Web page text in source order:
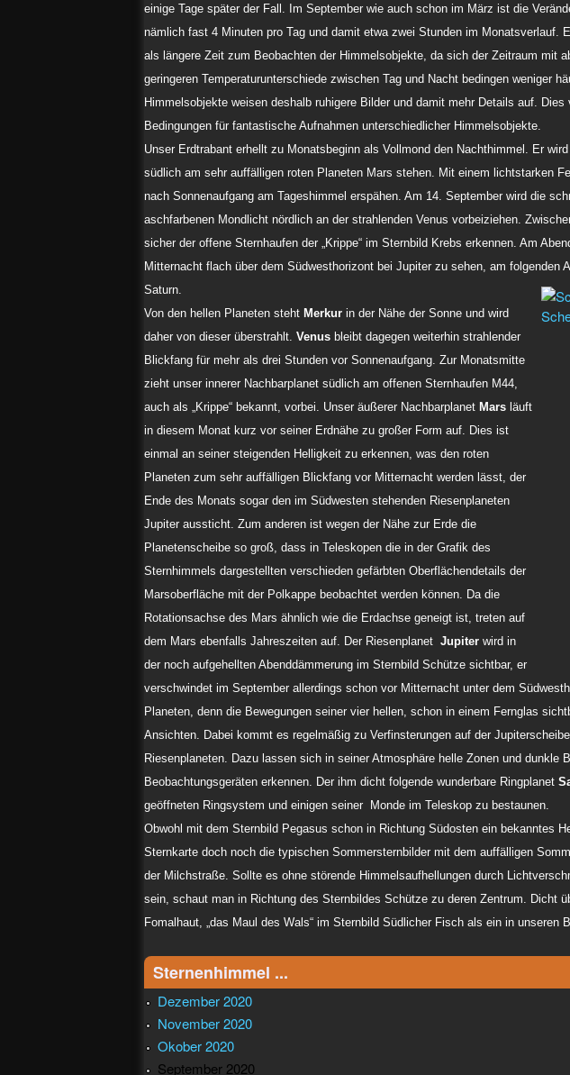
einige Tage später der Fall. Im September wie auch schon im März ist die
nämlich fast 4 Minuten pro Tag und damit etwa zwei Stunden im Monatsverlauf.
als längere Zeit zum Beobachten der Himmelsobjekte, da sich der Zeitraum mit
geringeren Temperaturunterschiede zwischen Tag und Nacht bedingen weniger
Himmelsobjekte weisen deshalb ruhigere Bilder und damit mehr Details auf.
Bedingungen für fantastische Aufnahmen unterschiedlicher Himmelsobjekte.
Unser Erdtrabant erhellt zu Monatsbeginn als Vollmond den Nachthimmel. Er
südlich am sehr auffälligen roten Planeten Mars stehen. Mit einem lichtstarken
nach Sonnenaufgang am Tageshimmel erspähen. Am 14. September wird die
aschfarbenen Mondlicht nördlich an der strahlenden Venus vorbeiziehen.
sicher der offene Sternhaufen der „Krippe“ im Sternbild Krebs erkennen. Am
Mitternacht flach über dem Südwesthorizont bei Jupiter zu sehen, am folgenden
Saturn.
Von den hellen Planeten steht Merkur in der Nähe der Sonne und wird
daher von dieser überstrahlt. Venus bleibt dagegen weiterhin strahlender
Blickfang für mehr als drei Stunden vor Sonnenaufgang. Zur Monatsmitte
zieht unser innerer Nachbarplanet südlich am offenen Sternhaufen M44,
auch als „Krippe“ bekannt, vorbei. Unser äußerer Nachbarplanet Mars läuft
in diesem Monat kurz vor seiner Erdnähe zu großer Form auf. Dies ist
einmal an seiner steigenden Helligkeit zu erkennen, was den roten
Planeten zum sehr auffälligen Blickfang vor Mitternacht werden lässt, der
Ende des Monats sogar den im Südwesten stehenden Riesenplaneten
Jupiter aussticht. Zum anderen ist wegen der Nähe zur Erde die
Planetenscheibe so groß, dass in Teleskopen die in der Grafik des
Sternhimmels dargestellten verschieden gefärbten Oberflächendetails der
Marsoberfläche mit der Polkappe beobachtet werden können. Da die
Rotationsachse des Mars ähnlich wie die Erdachse geneigt ist, treten auf
dem Mars ebenfalls Jahreszeiten auf. Der Riesenplanet Jupiter wird in
der noch aufgehellten Abenddämmerung im Sternbild Schütze sichtbar, er
verschwindet im September allerdings schon vor Mitternacht unter dem
Planeten, denn die Bewegungen seiner vier hellen, schon in einem Fernglas
Ansichten. Dabei kommt es regelmäßig zu Verfinsterungen auf der
Riesenplaneten. Dazu lassen sich in seiner Atmosphäre helle Zonen und dunkle
Beobachtungsgeräten erkennen. Der ihm dicht folgende wunderbare Ringplanet
geöffneten Ringsystem und einigen seiner Monde im Teleskop zu bestaunen.
Obwohl mit dem Sternbild Pegasus schon in Richtung Südosten ein bekanntes
Sternkarte doch noch die typischen Sommersternbilder mit dem auffälligen
der Milchstraße. Sollte es ohne störende Himmelsaufhellungen durch
sein, schaut man in Richtung des Sternbildes Schütze zu deren Zentrum. Dicht
Fomalhaut, „das Maul des Wals“ im Sternbild Südlicher Fisch als ein in unseren
Sternenhimmel ...
Dezember 2020
November 2020
Okober 2020
September 2020